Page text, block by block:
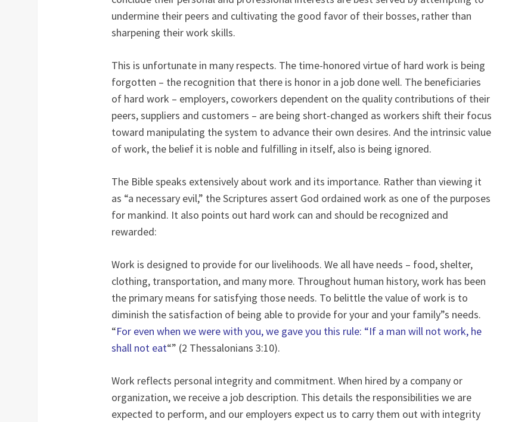
undermine their peers and cultivating the good favor of their bosses, rather than
sharpening their work skills.
This is unfortunate in many respects. The time-honored virtue of hard work is being
forgotten – the recognition that there is honor in a job done well. The beneficiaries
of hard work – employers, coworkers dependent on the quality contributions of their
peers, suppliers and customers – are being short-changed as workers shift their focus
toward manipulating the system to advance their own desires. And the intrinsic value
of work, the belief it is noble and fulfilling in itself, also is being ignored.
The Bible speaks extensively about work and its importance. Rather than viewing it
as “a necessary evil,” the Scriptures assert God ordained work as one of the purposes
for mankind. It also points out hard work can and should be recognized and
rewarded:
Work is designed to provide for our livelihoods. We all have needs – food, shelter,
clothing, transportation, and many more. Throughout human history, work has been
the primary means for satisfying those needs. To belittle the value of work is to
diminish the satisfaction of being able to provide for your and your family”s needs.
“For even when we were with you, we gave you this rule: “If a man will not work, he
shall not eat“” (2 Thessalonians 3:10).
Work reflects personal integrity and commitment. When hired by a company or
organization, we receive a job description. This details the responsibilities we are
expected to perform, and our employers expect us to carry them out with integrity